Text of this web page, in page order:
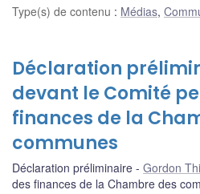
Type(s) de contenu : Médias,
Déclaration
devant le Comité
finances de la
communes
Déclaration préliminaire Gordon
des finances de la Chambre des